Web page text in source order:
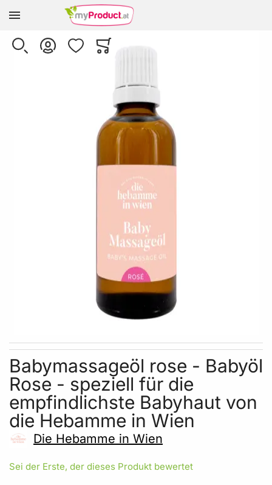
Zur Homepage
SUCHE KONTO WUNSCHLISTEWARENKORB
Minicart
Skip to the beginning of the images gallery
Babymassageöl rose - Babyöl
Rose - speziell für die
empfindlichste Babyhaut von
die Hebamme in Wien
Die Hebamme in Wien
Sei der Erste, der dieses Produkt bewertet